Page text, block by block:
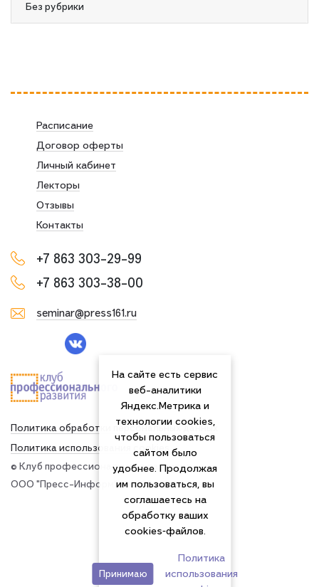
Без рубрики
Политика обработки персональных данных
Политика использования сookies
© Клуб профессионального развития
ООО "Пресс-Информ" — 2026
Расписание
Договор оферты
Личный кабинет
Лекторы
Отзывы
Контакты
+7 863 303-29-99
+7 863 303-38-00
seminar@press161.ru
На сайте есть сервис
веб-аналитики
Яндекс.Метрика и
технологии cookies,
чтобы пользоваться
сайтом было
удобнее. Продолжая
им пользоваться, вы
соглашаетесь на
обработку ваших
cookies‑файлов.
Принимаю
Политика
использования